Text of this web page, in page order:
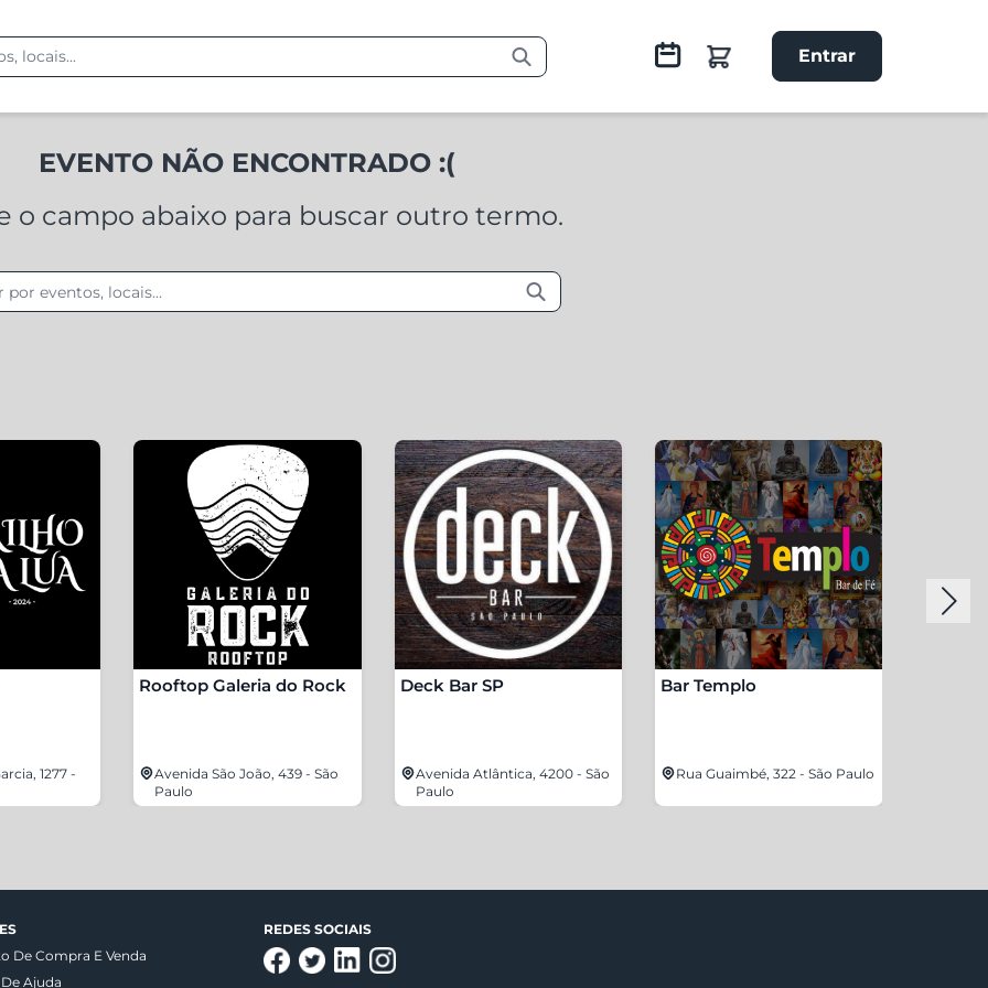
Entrar
EVENTO NÃO ENCONTRADO :(
o campo abaixo para buscar outro termo.
1277 -
Rooftop Galeria do Rock
Avenida São João, 439 - São
Paulo
Deck Bar SP
Avenida Atlântica, 4200 - São
Paulo
Bar Templo
Rua Guaimbé, 322 - São Paulo
De Compra E Venda
Ajuda
REDES SOCIAIS